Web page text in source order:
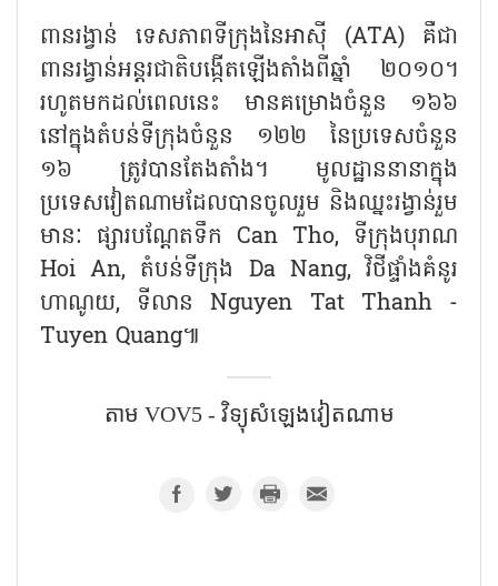
ពានរង្វាន់ ទេសភាពទីក្រុងនៃអាស៊ី (ATA) គឺជា
ពានរង្វាន់អន្តរជាតិបង្កើតឡើងតាំងពីឆ្នាំ ២០១០។
រហូតមកដល់ពេលនេះ មានគម្រោងចំនួន ១៦៦
នៅក្នុងតំបន់ទីក្រុងចំនួន ១២២ នៃប្រទេសចំនួន
១៦ ត្រូវបានតែងតាំង។ មូលដ្ឋាននានាក្នុង
ប្រទេសវៀតណាមដែលបានចូលរួម និងឈ្នះរង្វាន់រួម
មានៈ ផ្សារបណ្តែតទឹក Can Tho, ទីក្រុងបុរាណ
Hoi An, តំបន់ទីក្រុង Da Nang,វិថីផ្ទាំងគំនូរ
ហាណូយ, ទីលានNguyen Tat Thanh -
Tuyen Quang៕
តាម VOV5 - វិទ្យុសំឡេង​វៀតណាម